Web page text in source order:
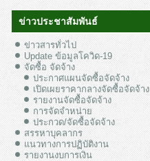
ข่าวประชาสัมพันธ์
ข่าวสารทั่วไป
Update ข้อมูลโควิด-19
จัดซื้อ จัดจ้าง
ประกาศแผนจัดซื้อจัดจ้าง
เปิดเผยราคากลางจัดซื้อจัดจ้าง
รายงานจัดซื้อจัดจ้าง
การจัดจำหน่าย
ประกวด/จัดซื้อจัดจ้าง
สรรหาบุคลากร
แนวทางการปฏิบัติงาน
รายงานงบการเงิน